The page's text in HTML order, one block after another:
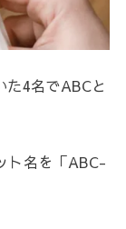
4名でABCと
ト名を「ABC-